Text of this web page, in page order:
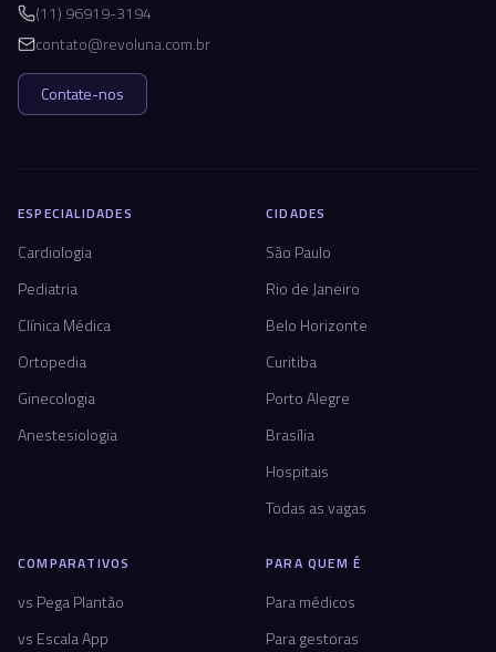
(11) 96919-3194
contato@revoluna.com.br
Contate-nos
ESPECIALIDADES
Cardiologia
Pediatria
Clínica Médica
Ortopedia
Ginecologia
Anestesiologia
CIDADES
São Paulo
Rio de Janeiro
Belo Horizonte
Curitiba
Porto Alegre
Brasília
Hospitais
Todas as vagas
COMPARATIVOS
vs Pega Plantão
vs Escala App
PARA QUEM É
Para médicos
Para gestoras